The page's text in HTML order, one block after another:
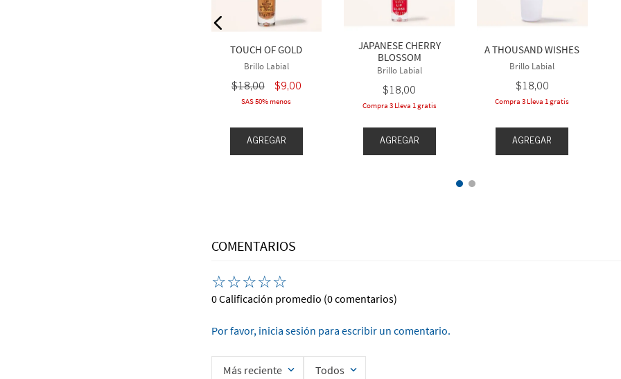
TOUCH OF GOLD
Brillo Labial
$18,00 $9,00
SAS 50% menos
AGREGAR
JAPANESE CHERRY
BLOSSOM
Brillo Labial
$18,00
Compra 3 Lleva 1 gratis
AGREGAR
A THOUSAND WISHES
Brillo Labial
$18,00
Compra 3 Lleva 1 gratis
AGREGAR
COMENTARIOS
☆☆☆☆☆
0 Calificación promedio (0 comentarios)
Por favor, inicia sesión para escribir un comentario.
Más reciente Todos